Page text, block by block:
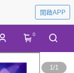
開啟APP
0
1/1